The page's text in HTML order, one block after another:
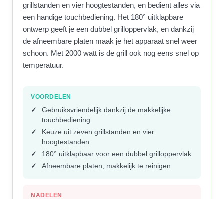
grillstanden en vier hoogtestanden, en bedient alles via
een handige touchbediening. Het 180° uitklapbare
ontwerp geeft je een dubbel grilloppervlak, en dankzij
de afneembare platen maak je het apparaat snel weer
schoon. Met 2000 watt is de grill ook nog eens snel op
temperatuur.
VOORDELEN
Gebruiksvriendelijk dankzij de makkelijke
touchbediening
Keuze uit zeven grillstanden en vier
hoogtestanden
180° uitklapbaar voor een dubbel grilloppervlak
Afneembare platen, makkelijk te reinigen
NADELEN